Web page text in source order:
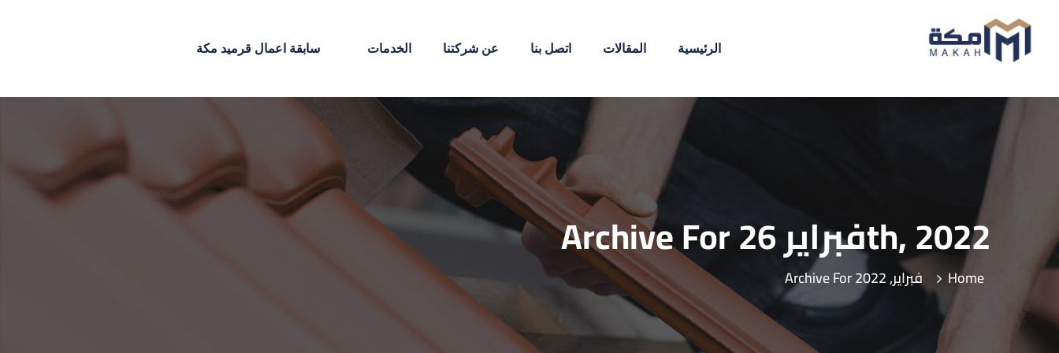
الرئيسية المقالات اتصل بنا عن شركتنا الخدمات سابقة اعمال قرميد مكة
Archive For فبراير 26th, 2022
Home Archive For فبراير, 2022